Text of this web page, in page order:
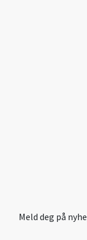
Meld deg på